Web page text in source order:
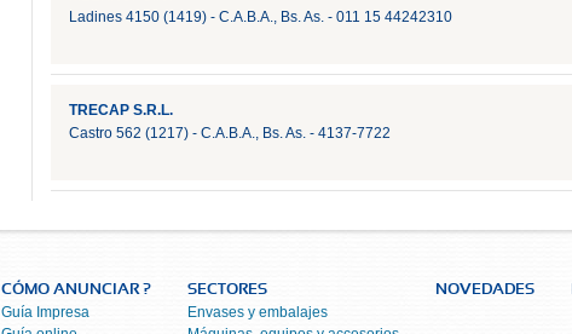
Ladines 4150 (1419) - C.A.B.A., Bs. As. - 011 15 44242310
TRECAP S.R.L.
Castro 562 (1217) - C.A.B.A., Bs. As. - 4137-7722
CÓMO ANUNCIAR ?
Guía Impresa
SECTORES
Envases y embalajes
NOVEDADES